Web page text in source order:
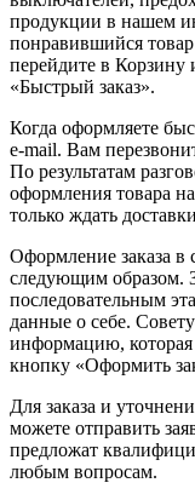
продукции в нашем
понравившийся товар
перейдите в
«Быстрый заказ».
Когда оформляете
e-mail. Вам
По результатам
оформления товара
только ждать
Оформление заказа в
следующим образом.
последовательным
данные о себе.
информацию,
кнопку «Оформить
Для заказа и
можете отправить
предложат
любым вопросам.